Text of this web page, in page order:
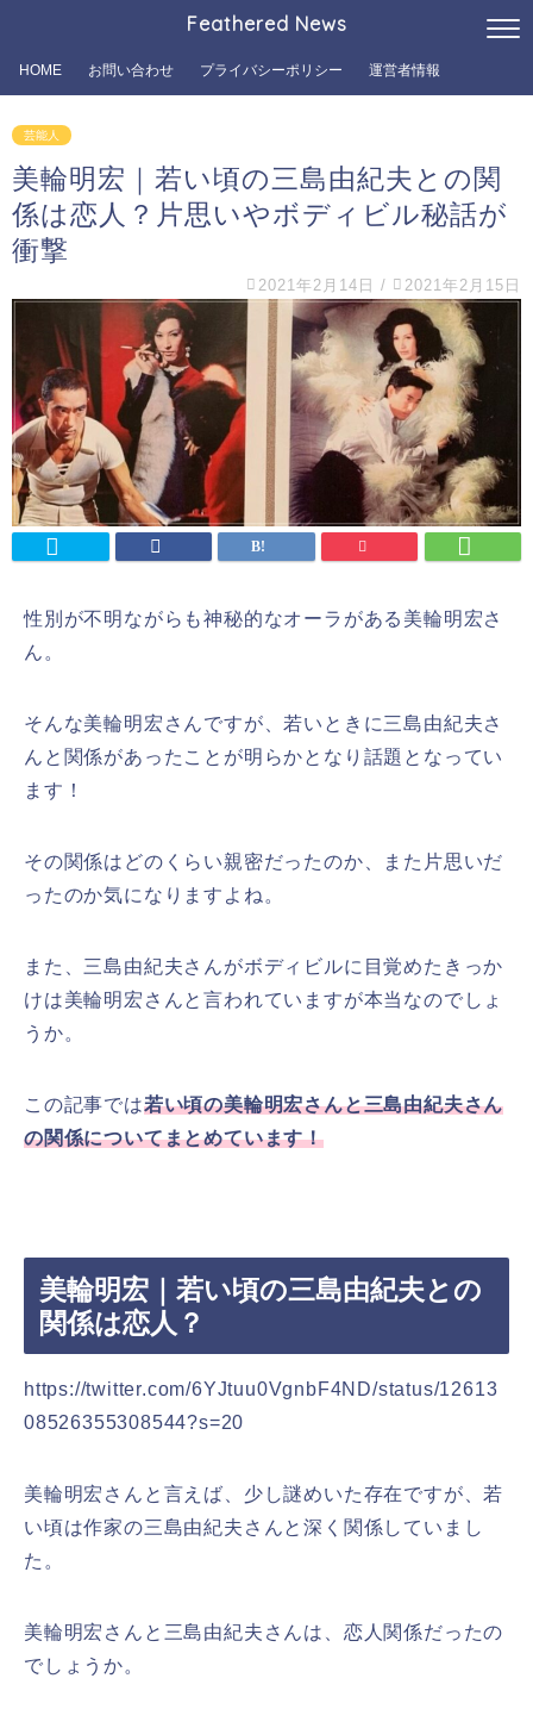
Feathered News
HOME お問い合わせ プライバシーポリシー 運営者情報
芸能人
美輪明宏｜若い頃の三島由紀夫との関
係は恋人？片思いやボディビル秘話が
衝撃
2021年2月14日 / 2021年2月15日
性別が不明ながらも神秘的なオーラがある美輪明宏さ
ん。
そんな美輪明宏さんですが、若いときに三島由紀夫さ
んと関係があったことが明らかとなり話題となってい
ます！
その関係はどのくらい親密だったのか、また片思いだ
ったのか気になりますよね。
また、三島由紀夫さんがボディビルに目覚めたきっか
けは美輪明宏さんと言われていますが本当なのでしょ
うか。
この記事では若い頃の美輪明宏さんと三島由紀夫さん
の関係についてまとめています！
美輪明宏｜若い頃の三島由紀夫との
関係は恋人？
https://twitter.com/6YJtuu0VgnbF4ND/status/12613
08526355308544?s=20
美輪明宏さんと言えば、少し謎めいた存在ですが、若
い頃は作家の三島由紀夫さんと深く関係していまし
た。
美輪明宏さんと三島由紀夫さんは、恋人関係だったの
でしょうか。